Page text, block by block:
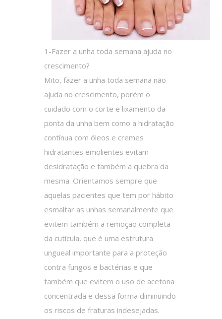
1-Fazer a unha toda semana ajuda no
crescimento?
Mito, fazer a unha toda semana não
ajuda no crescimento, porém o
cuidado com o corte e lixamento da
ponta da unha bem como a hidratação
contínua com óleos e cremes
hidratantes emolientes evitam
desidratação e também a quebra da
mesma. Orientamos sempre que
aquelas pacientes que tem por hábito
esmaltar as unhas semanalmente que
evitem também a remoção completa
da cutícula, que é uma estrutura
ungueal importante para a proteção
contra fungos e bactérias e que
também que evitem o uso de acetona
concentrada e dessa forma diminuindo
os riscos de fraturas indesejadas.